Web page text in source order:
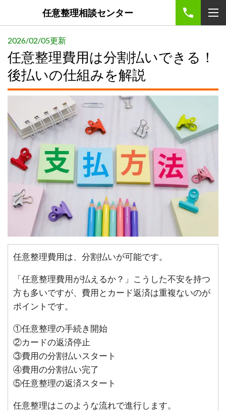
任意整理相談センター
2026/02/05更新
任意整理費用は分割払いできる！
後払いの仕組みを解説
任意整理費用は、分割払いが可能です。
「任意整理費用が払えるか？」こうした不安を持つ
方も多いですが、費用とカード返済は重複ないのが
ポイントです。
①任意整理の手続き開始
②カードの返済停止
③費用の分割払いスタート
④費用の分割払い完了
⑤任意整理の返済スタート
任意整理はこのような流れで進行します。